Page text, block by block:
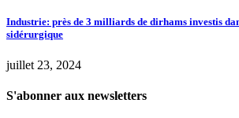
Industrie: près de 3 milliards de dirhams investis
sidérurgique
juillet 23, 2024
S'abonner aux newsletters